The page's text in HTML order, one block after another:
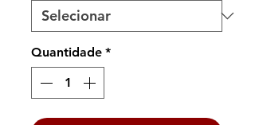
Quantidade *